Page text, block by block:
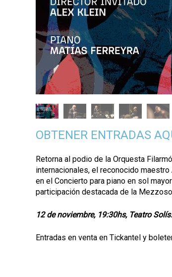
OBTENER ENTRADAS
Retorna al podio de la Orquesta
internacionales, el reconocido
en el Concierto para piano en sol
participación destacada de la
12 de noviembre, 19:30hs, Teatro Solís.
Entradas en venta en Tickantel y